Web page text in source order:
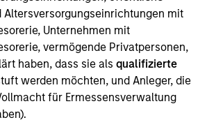
Altersversorgungseinrichtungen mit
Unternehmen mit
vermögende Privatpersonen,
haben, dass sie alsqualifizierte
werden möchten, und Anleger, die
für Ermessensverwaltung
President of Operations for
Management. She oversees
team and is responsible for a
executive duties, and
the CEO and the firm’s
closely with the Calvert’s